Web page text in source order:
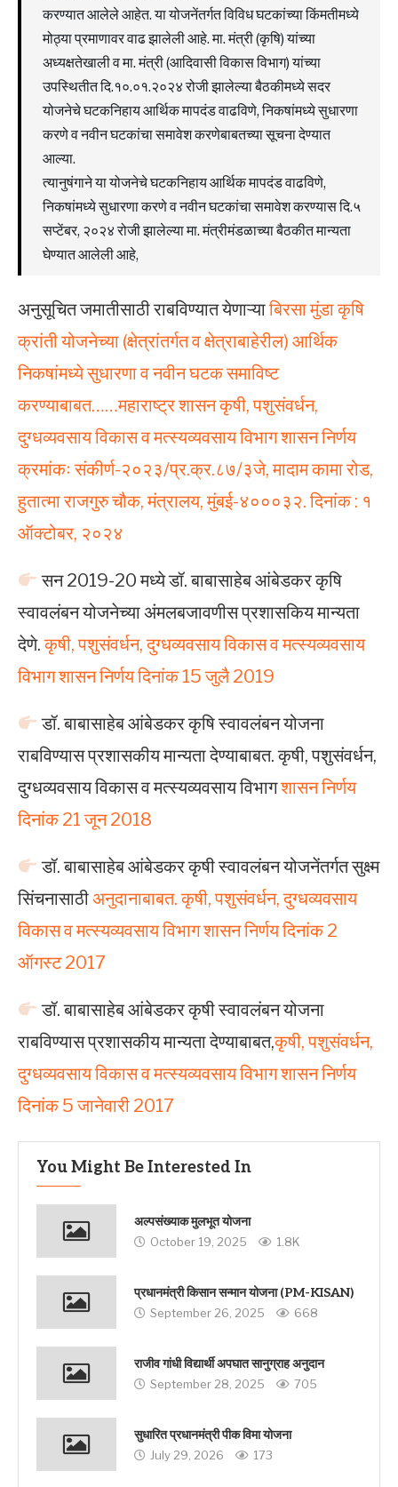
करण्यात आलेले आहेत. या योजनेंतर्गत विविध घटकांच्या किंमतीमध्ये
मोठ्या प्रमाणावर वाढ झालेली आहे. मा. मंत्री (कृषि) यांच्या
अध्यक्षतेखाली व मा. मंत्री (आदिवासी विकास विभाग) यांच्या
उपस्थितीत दि.१०.०१.२०२४ रोजी झालेल्या बैठकीमध्ये सदर
योजनेचे घटकनिहाय आर्थिक मापदंड वाढविणे, निकषांमध्ये सुधारणा
करणे व नवीन घटकांचा समावेश करणेबाबतच्या सूचना देण्यात
आल्या.
त्यानुषंगाने या योजनेचे घटकनिहाय आर्थिक मापदंड वाढविणे,
निकषांमध्ये सुधारणा करणे व नवीन घटकांचा समावेश करण्यास दि.५
सप्टेंबर, २०२४ रोजी झालेल्या मा. मंत्रीमंडळाच्या बैठकीत मान्यता
घेण्यात आलेली आहे,
अनुसूचित जमातीसाठी राबविण्यात येणाऱ्याबिरसा मुंडा कृषि
क्रांती योजनेच्या (क्षेत्रांतर्गत व क्षेत्राबाहेरील) आर्थिक
निकषांमध्ये सुधारणा व नवीन घटक समाविष्ट
करण्याबाबत……महाराष्ट्र शासन कृषी, पशुसंवर्धन,
दुग्धव्यवसाय विकास व मत्स्यव्यवसाय विभाग शासन निर्णय
क्रमांकः संकीर्ण-२०२३/प्र.क्र.८७/३जे, मादाम कामा रोड,
हुतात्मा राजगुरु चौक, मंत्रालय, मुंबई-४०००३२. दिनांक : १
ऑक्टोबर, २०२४
सन 2019-20 मध्ये डॉ. बाबासाहेब आंबेडकर कृषि
स्वावलंबन योजनेच्या अंमलबजावणीस प्रशासकिय मान्यता
देणे.कृषी, पशुसंवर्धन, दुग्‍धव्‍यवसाय विकास व मत्‍स्‍यव्‍यवसाय
विभाग शासन निर्णय दिनांक 15 जुलै 2019
डॉ. बाबासाहेब आंबेडकर कृषि स्वावलंबन योजना
राबविण्यास प्रशासकीय मान्यता देण्याबाबत. कृषी, पशुसंवर्धन,
दुग्‍धव्‍यवसाय विकास व मत्‍स्‍यव्‍यवसाय विभागशासन निर्णय
दिनांक 21 जून 2018
डॉ. बाबासाहेब आंबेडकर कृषी स्वावलंबन योजनेंतर्गत सुक्ष्म
सिंचनासाठीअनुदानाबाबत. कृषी, पशुसंवर्धन, दुग्‍धव्‍यवसाय
विकास व मत्‍स्‍यव्‍यवसाय विभाग शासन निर्णय दिनांक 2
ऑगस्ट 2017
डॉ. बाबासाहेब आंबेडकर कृषी स्वावलंबन योजना
राबविण्यास प्रशासकीय मान्यता देण्याबाबत,कृषी, पशुसंवर्धन,
दुग्‍धव्‍यवसाय विकास व मत्‍स्‍यव्‍यवसाय विभाग शासन निर्णय
दिनांक 5 जानेवारी 2017
You Might Be Interested In
अल्पसंख्याक मुलभूत योजना
October 19, 2025 1.8K
प्रधानमंत्री किसान सन्मान योजना (PM-KISAN)
September 26, 2025 668
राजीव गांधी विद्यार्थी अपघात सानुग्राह अनुदान
September 28, 2025 705
सुधारित प्रधानमंत्री पीक विमा योजना
July 29, 2026 173